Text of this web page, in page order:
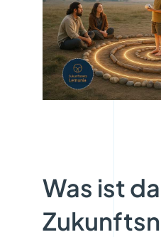
Was ist